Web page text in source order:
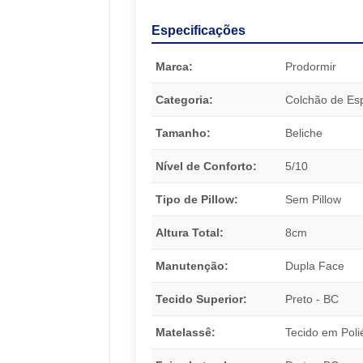
Especificações
Marca: Prodormir
Categoria: Colchão de
Tamanho: Beliche
Nível de Conforto: 5/10
Tipo de Pillow: Sem Pillow
Altura Total: 8cm
Manutenção: Dupla Face
Tecido Superior: Preto - BC
Matelassê: Tecido em